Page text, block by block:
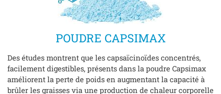
POUDRE CAPSIMAX
Des études montrent que les capsaïcinoïdes concentrés,
facilement digestibles, présents dans la poudre Capsimax
améliorent la perte de poids en augmentant la capacité à
brûler les graisses via une production de chaleur corporelle